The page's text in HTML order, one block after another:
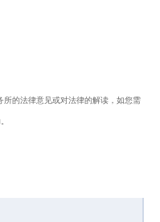
的法律意见或对法律的解读，如您需